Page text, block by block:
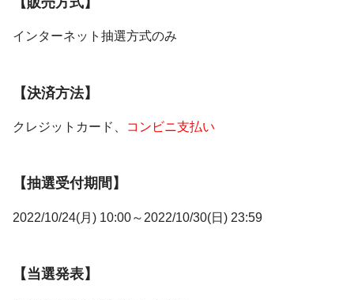
インターネット抽選方式のみ
【決済方法】
クレジットカード、 コンビニ支払い
【抽選受付期間】
2022/10/24(月) 10:00～2022/10/30(日) 23:59
【当選発表】